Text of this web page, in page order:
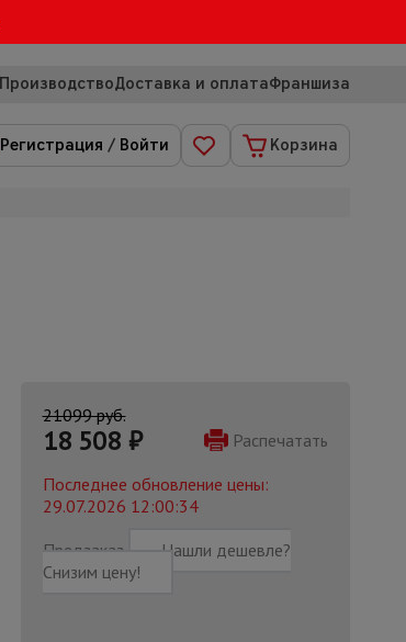
ПроизводствоДоставка и оплатаФраншиза
Регистрация / Войти Корзина
21099 руб.
18 508 ₽
Распечатать
Последнее обновление цены:
29.07.2026 12:00:34
Предзаказ
Нашли дешевле?
Снизим цену!